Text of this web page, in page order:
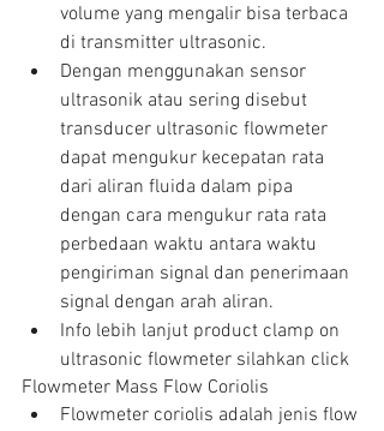
volume yang mengalir bisa terbaca
di transmitter ultrasonic.
Dengan menggunakan sensor
ultrasonik atau sering disebut
transducer ultrasonic flowmeter
dapat mengukur kecepatan rata
dari aliran fluida dalam pipa
dengan cara mengukur rata rata
perbedaan waktu antara waktu
pengiriman signal dan penerimaan
signal dengan arah aliran.
Info lebih lanjut product clamp on
ultrasonic flowmeter silahkan click
Flowmeter Mass Flow Coriolis
Flowmeter coriolis adalah jenis flow